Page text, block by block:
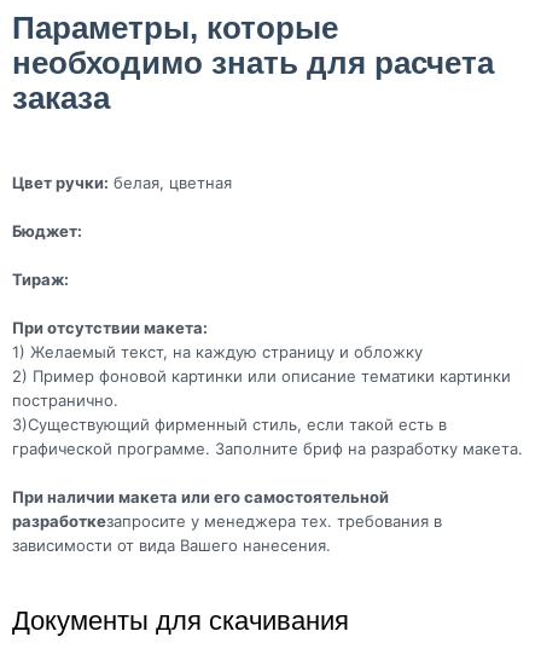
Параметры, которые
необходимо знать для расчета
заказа
Цвет ручки: белая, цветная
Бюджет:
Тираж:
При отсутствии макета:
1) Желаемый текст, на каждую страницу и обложку
2) Пример фоновой картинки или описание тематики картинки
постранично.
3)Существующий фирменный стиль, если такой есть в
графической программе. Заполните бриф на разработку макета.
При наличии макета или его самостоятельной
разработкезапросите у менеджера тех. требования в
зависимости от вида Вашего нанесения.
Документы для скачивания